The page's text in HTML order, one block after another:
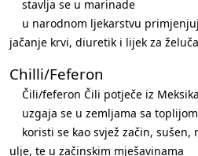
stavlja se u marinade
u narodnom ljekarstvu
jačanje krvi, diuretik i lijek za
Chilli/Feferon
Čili/feferon Čili potječe iz
uzgaja se u zemljama sa
koristi se kao svjež začin, sušen,
ulje, te u začinskim mješavinama